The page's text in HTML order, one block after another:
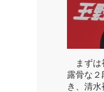
まずは
露骨な
き、清